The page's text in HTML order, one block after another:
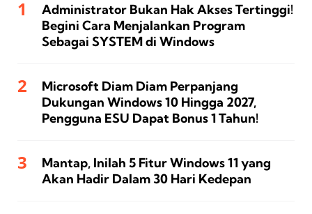
Administrator Bukan Hak Akses Tertinggi!
Begini Cara Menjalankan Program
Sebagai SYSTEM di Windows
Microsoft Diam Diam Perpanjang
Dukungan Windows 10 Hingga 2027,
Pengguna ESU Dapat Bonus 1 Tahun!
Mantap, Inilah 5 Fitur Windows 11 yang
Akan Hadir Dalam 30 Hari Kedepan